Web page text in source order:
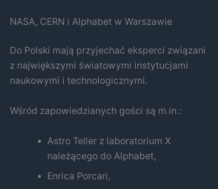
NASA, CERN i Alphabet w Warszawie
Do Polski mają przyjechać eksperci związani
z największymi światowymi instytucjami
naukowymi i technologicznymi.
Wśród zapowiedzianych gości są m.in.:
Astro Teller z laboratorium X
należącego do Alphabet,
Enrica Porcari,